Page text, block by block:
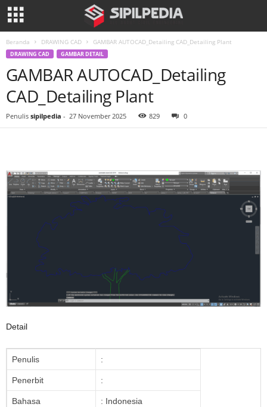
Beranda DRAWING CAD GAMBAR AUTOCAD_Detailing CAD_Detailing Plant
DRAWING CAD GAMBAR DETAIL
GAMBAR AUTOCAD_Detailing
CAD_Detailing Plant
Penulis sipilpedia - 27 November 2025 829 0
Detail
Penulis :
Penerbit :
Bahasa : Indonesia